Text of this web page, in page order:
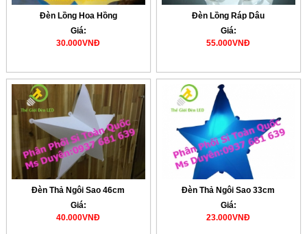
Đèn Lồng Hoa Hồng
Giá:
30.000VNĐ
Đèn Lồng Ráp Dâu
Giá:
55.000VNĐ
Đèn Thả Ngôi Sao 46cm
Giá:
40.000VNĐ
Đèn Thả Ngôi Sao 33cm
Giá:
23.000VNĐ